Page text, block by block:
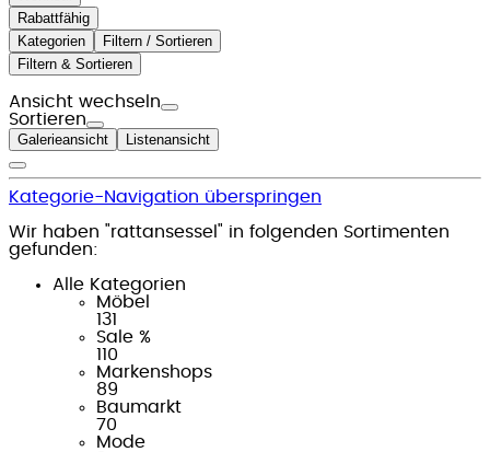
Rabattfähig
Kategorien
Filtern / Sortieren
Filtern & Sortieren
Ansicht wechseln
Sortieren
Galerieansicht Listenansicht
Kategorie-Navigation überspringen
Wir haben "rattansessel" in folgenden Sortimenten
gefunden:
Alle Kategorien
Möbel
131
Sale %
110
Markenshops
89
Baumarkt
70
Mode